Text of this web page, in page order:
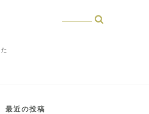
最近の投稿